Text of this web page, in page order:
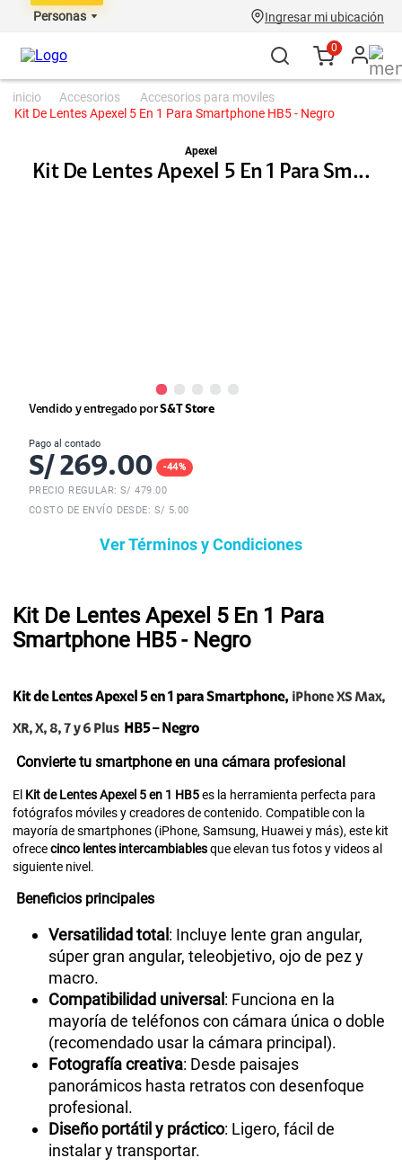
Personas Ingresar mi ubicación
0
accesorios
accesorios para moviles
Kit De Lentes Apexel 5 En 1 Para Smartphone HB5 - Negro
Apexel
Kit De Lentes Apexel 5 En 1 Para Sm...
Vendido y entregado porS&T Store
Pago al contado
S/ 269.00 -44%
PRECIO REGULAR: S/479.00
COSTO DE ENVÍO DESDE: S/ 5.00
Ver Términos y Condiciones
Kit De Lentes Apexel 5 En 1 Para
Smartphone HB5 - Negro
Kit de Lentes Apexel 5 en 1 para Smartphone, iPhone XS Max,
XR, X, 8, 7 y 6 Plus HB5 – Negro
Convierte tu smartphone en una cámara profesional
El Kit de Lentes Apexel 5 en 1 HB5es la herramienta perfecta para
fotógrafos móviles y creadores de contenido. Compatible con la
mayoría de smartphones (iPhone, Samsung, Huawei y más), este kit
ofrececinco lentes intercambiablesque elevan tus fotos y videos al
siguiente nivel.
Beneficios principales
Versatilidad total: Incluye lente gran angular,
súper gran angular, teleobjetivo, ojo de pez y
macro.
Compatibilidad universal: Funciona en la
mayoría de teléfonos con cámara única o doble
(recomendado usar la cámara principal).
Fotografía creativa: Desde paisajes
panorámicos hasta retratos con desenfoque
profesional.
Diseño portátil y práctico: Ligero, fácil de
instalar y transportar.